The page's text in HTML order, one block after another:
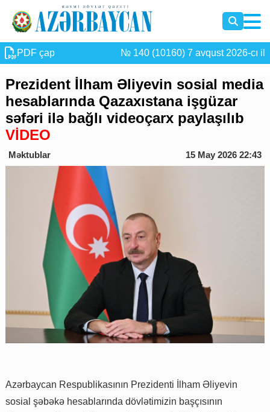
PDF çap № 140 (10160) 7 avqust 2026-cı il
Prezident İlham Əliyevin sosial media
hesablarında Qazaxıstana işgüzar
səfəri ilə bağlı videoçarx paylaşılıb
VİDEO
Məktublar 15 May 2026 22:43
Azərbaycan Respublikasının Prezidenti İlham Əliyevin
sosial şəbəkə hesablarında dövlətimizin başçısının